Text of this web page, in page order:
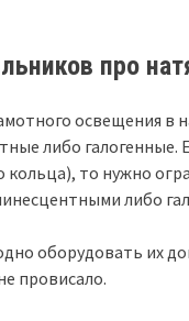
про
освещения
либо галогенные.
то нужно
либо
оборудовать их
провисало.